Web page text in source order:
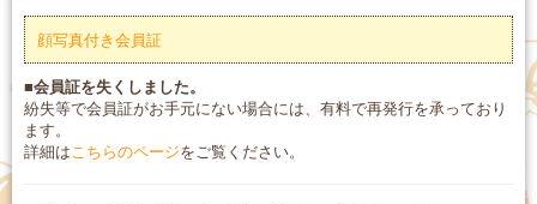
顔写真付き会員証
■会員証を失くしました。
紛失等で会員証がお手元にない場合には、有料で再発行を承っており
ます。
詳細はこちらのページをご覧ください。